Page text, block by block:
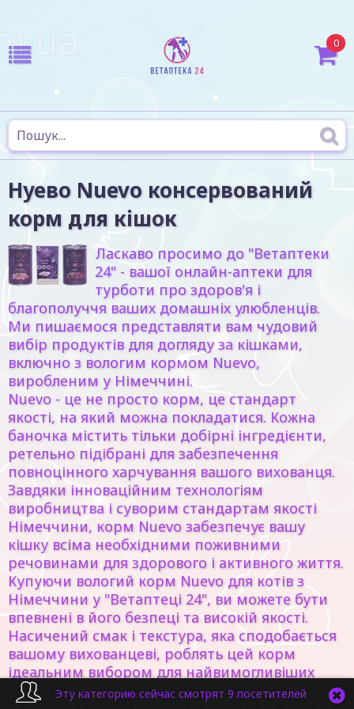
0
Нуево Nuevo консервований
корм для кішок
Ласкаво просимо до "Ветаптеки
24" - вашої онлайн-аптеки для
турботи про здоров'я і
благополуччя ваших домашніх улюбленців.
Ми пишаємося представляти вам чудовий
вибір продуктів для догляду за кішками,
включно з вологим кормом Nuevo,
виробленим у Німеччині.
Nuevo - це не просто корм, це стандарт
якості, на який можна покладатися. Кожна
баночка містить тільки добірні інгредієнти,
ретельно підібрані для забезпечення
повноцінного харчування вашого вихованця.
Завдяки інноваційним технологіям
виробництва і суворим стандартам якості
Німеччини, корм Nuevo забезпечує вашу
кішку всіма необхідними поживними
речовинами для здорового і активного життя.
Купуючи вологий корм Nuevo для котів з
Німеччини у "Ветаптеці 24", ви можете бути
впевнені в його безпеці та високій якості.
Насичений смак і текстура, яка сподобається
вашому вихованцеві, роблять цей корм
ідеальним вибором для найвимогливіших
котячих.Эту категорию сейчас смотрят 9 посетителей